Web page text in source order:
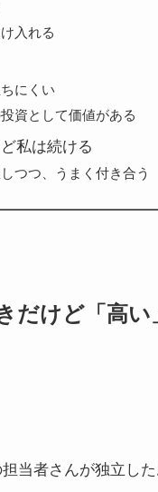
入れる
にくい
資として価値がある
私は続ける
つつ、うまく付き合う
だけど「高
当者さんが独立した